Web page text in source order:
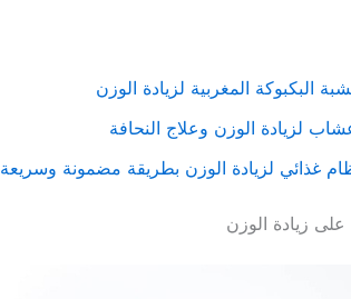
البكبوكة المغربية لزيادة الوزن
لزيادة الوزن وعلاج النحافة
غذائي لزيادة الوزن بطريقة مضمونة وسريعة
زيادة الوزن